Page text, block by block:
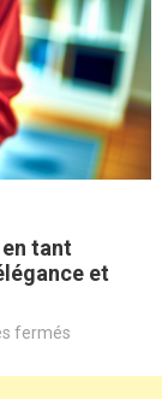
tant
et
ferméssur